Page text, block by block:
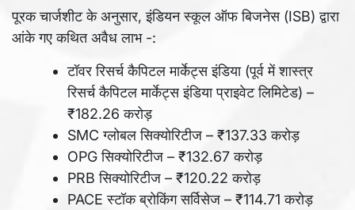
पूरक चार्जशीट के अनुसार, इंडियन स्कूल ऑफ बिजनेस (ISB) द्वारा
आंके गए कथित अवैध लाभ -:
टॉवर रिसर्च कैपिटल मार्केट्स इंडिया (पूर्व में शास्त्र
रिसर्च कैपिटल मार्केट्स इंडिया प्राइवेट लिमिटेड) –
₹182.26 करोड़
SMC ग्लोबल सिक्योरिटीज – ₹137.33 करोड़
OPG सिक्योरिटीज – ₹132.67 करोड़
PRB सिक्योरिटीज – ₹120.22 करोड़
PACE स्टॉक ब्रोकिंग सर्विसेज – ₹114.71 करोड़